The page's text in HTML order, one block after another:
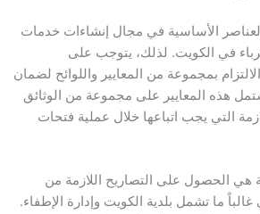
الأساسية في مجال إنشاءات خدمات
الكويت. لذلك، يتوجب على
بمجموعة من المعايير واللوائح لضمان
المعايير على مجموعة من الوثائق
يجب اتباعها خلال عملية فتحات
على التصاريح اللازمة من
تشمل بلدية الكويت وإدارة الإطفاء.